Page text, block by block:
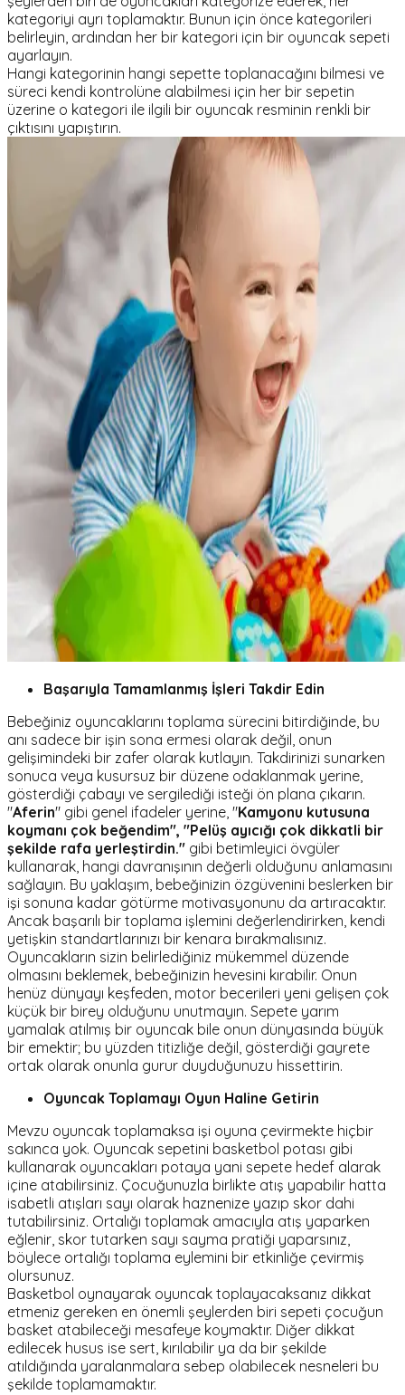
kategoriyi ayrı toplamaktır. Bunun için önce kategorileri
belirleyin, ardından her bir kategori için bir oyuncak sepeti
ayarlayın.
Hangi kategorinin hangi sepette toplanacağını bilmesi ve
süreci kendi kontrolüne alabilmesi için her bir sepetin
üzerine o kategori ile ilgili bir oyuncak resminin renkli bir
çıktısını yapıştırın.
Başarıyla Tamamlanmış İşleri Takdir Edin
Bebeğiniz oyuncaklarını toplama sürecini bitirdiğinde, bu
anı sadece bir işin sona ermesi olarak değil, onun
gelişimindeki bir zafer olarak kutlayın. Takdirinizi sunarken
sonuca veya kusursuz bir düzene odaklanmak yerine,
gösterdiği çabayı ve sergilediği isteği ön plana çıkarın.
"Aferin" gibi genel ifadeler yerine, "Kamyonu kutusuna
koymanı çok beğendim", "Pelüş ayıcığı çok dikkatli bir
şekilde rafa yerleştirdin." gibi betimleyici övgüler
kullanarak, hangi davranışının değerli olduğunu anlamasını
sağlayın. Bu yaklaşım, bebeğinizin özgüvenini beslerken bir
işi sonuna kadar götürme motivasyonunu da artıracaktır.
Ancak başarılı bir toplama işlemini değerlendirirken, kendi
yetişkin standartlarınızı bir kenara bırakmalısınız.
Oyuncakların sizin belirlediğiniz mükemmel düzende
olmasını beklemek, bebeğinizin hevesini kırabilir. Onun
henüz dünyayı keşfeden, motor becerileri yeni gelişen çok
küçük bir birey olduğunu unutmayın. Sepete yarım
yamalak atılmış bir oyuncak bile onun dünyasında büyük
bir emektir; bu yüzden titizliğe değil, gösterdiği gayrete
ortak olarak onunla gurur duyduğunuzu hissettirin.
Oyuncak Toplamayı Oyun Haline Getirin
Mevzu oyuncak toplamaksa işi oyuna çevirmekte hiçbir
sakınca yok. Oyuncak sepetini basketbol potası gibi
kullanarak oyuncakları potaya yani sepete hedef alarak
içine atabilirsiniz. Çocuğunuzla birlikte atış yapabilir hatta
isabetli atışları sayı olarak haznenize yazıp skor dahi
tutabilirsiniz. Ortalığı toplamak amacıyla atış yaparken
eğlenir, skor tutarken sayı sayma pratiği yaparsınız,
böylece ortalığı toplama eylemini bir etkinliğe çevirmiş
olursunuz.
Basketbol oynayarak oyuncak toplayacaksanız dikkat
etmeniz gereken en önemli şeylerden biri sepeti çocuğun
basket atabileceği mesafeye koymaktır. Diğer dikkat
edilecek husus ise sert, kırılabilir ya da bir şekilde
atıldığında yaralanmalara sebep olabilecek nesneleri bu
şekilde toplamamaktır.